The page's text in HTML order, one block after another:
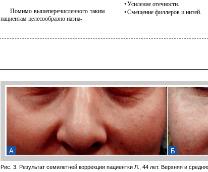
Помимо вышеперечисленного таким
пациентам целесообразно назна-
• Усиление отечности.
• Смещение филлеров и нитей.
А Б
Рис. 3. Результат семилетней коррекции пациентки Л., 44 лет. Верхняя и